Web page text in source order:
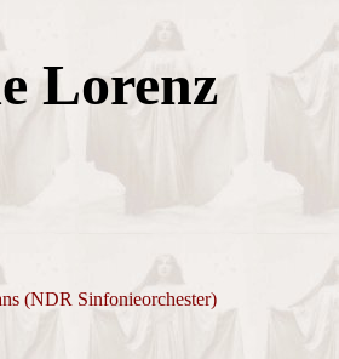
Lorenz
(NDR Sinfonieorchester)